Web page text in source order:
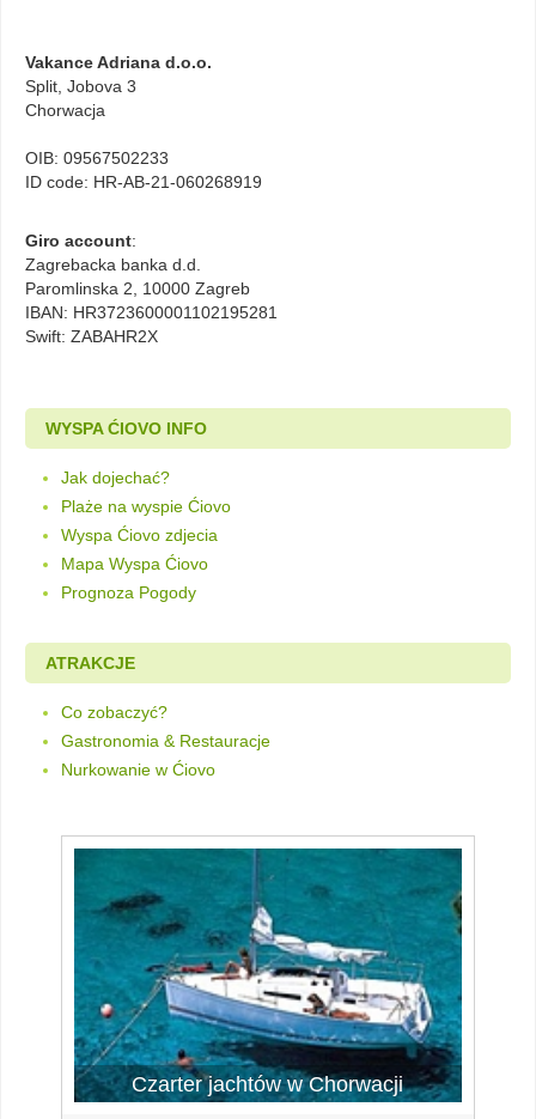
Vakance Adriana d.o.o.
Split, Jobova 3
Chorwacja
OIB: 09567502233
ID code: HR-AB-21-060268919
Giro account:
Zagrebacka banka d.d.
Paromlinska 2, 10000 Zagreb
IBAN: HR3723600001102195281
Swift: ZABAHR2X
WYSPA ĆIOVO INFO
Jak dojechać?
Plaże na wyspie Ćiovo
Wyspa Ćiovo zdjecia
Mapa Wyspa Ćiovo
Prognoza Pogody
ATRAKCJE
Co zobaczyć?
Gastronomia & Restauracje
Nurkowanie w Ćiovo
Czarter jachtów w Chorwacji
Czarter jachtów